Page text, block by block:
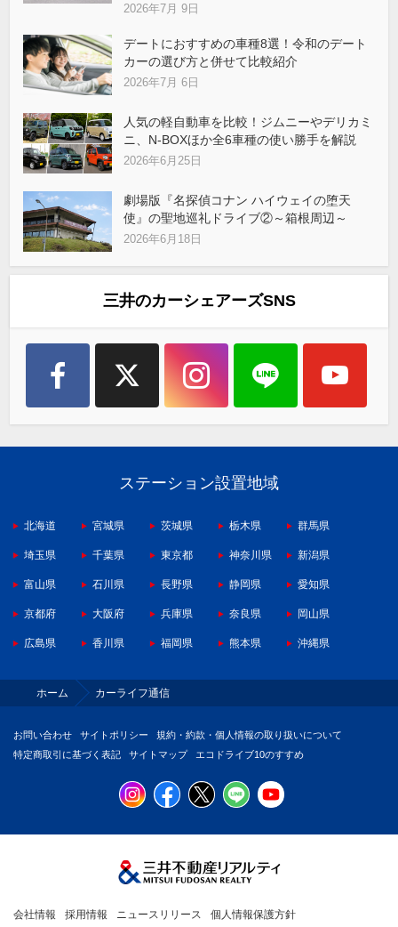
2026年7月 9日
デートにおすすめの車種8選！令和のデート
カーの選び方と併せて比較紹介
2026年7月 6日
人気の軽自動車を比較！ジムニーやデリカミ
ニ、N-BOXほか全6車種の使い勝手を解説
2026年6月25日
劇場版『名探偵コナン ハイウェイの堕天
使』の聖地巡礼ドライブ②～箱根周辺～
2026年6月18日
三井のカーシェアーズSNS
ステーション設置地域
北海道 宮城県 茨城県 栃木県 群馬県
埼玉県 千葉県 東京都 神奈川県 新潟県
富山県 石川県 長野県 静岡県 愛知県
京都府 大阪府 兵庫県 奈良県 岡山県
広島県 香川県 福岡県 熊本県 沖縄県
ホーム カーライフ通信
お問い合わせ サイトポリシー
規約・約款・個人情報の取り扱いについて
特定商取引に基づく表記
サイトマップ エコドライブ10のすすめ
会社情報 採用情報 ニュースリリース 個人情報保護方針